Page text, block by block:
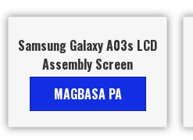
Samsung Galaxy A03s LCD
Assembly Screen
MAGBASA PA